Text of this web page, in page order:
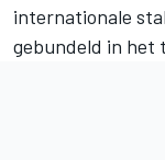
internationale
gebundeld in het